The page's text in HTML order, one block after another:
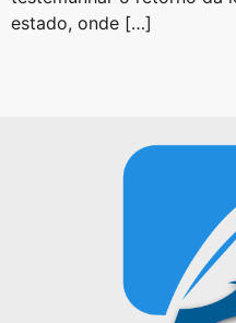
estado, onde […]